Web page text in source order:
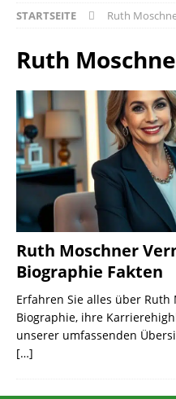
STARTSEITE Ruth
Ruth
Ruth Moschner
Biographie Fakten
Erfahren Sie alles über
Biographie, ihre
unserer umfassenden
[…]